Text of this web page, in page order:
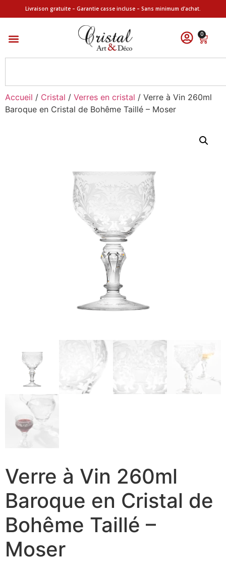
Livraison gratuite – Garantie casse incluse – Sans minimum d’achat.
0
Accueil / Cristal / Verres en cristal / Verre à Vin 260ml
Baroque en Cristal de Bohême Taillé – Moser
Verre à Vin 260ml
Baroque en Cristal de
Bohême Taillé –
Moser